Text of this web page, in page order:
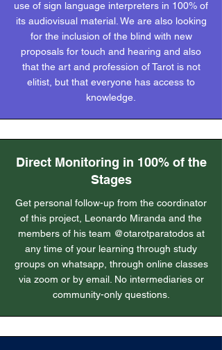
use of sign language interpreters in 100% of
its audiovisual material. We are also looking
for the inclusion of the blind with new
proposals for touch and hearing and also
that the art and profession of Tarot is not
elitist, but that everyone has access to
knowledge.
Direct Monitoring in 100% of the
Stages
Get personal follow-up from the coordinator
of this project, Leonardo Miranda and the
members of his team @otarotparatodos at
any time of your learning through study
groups on whatsapp, through online classes
via zoom or by email. No intermediaries or
community-only questions.